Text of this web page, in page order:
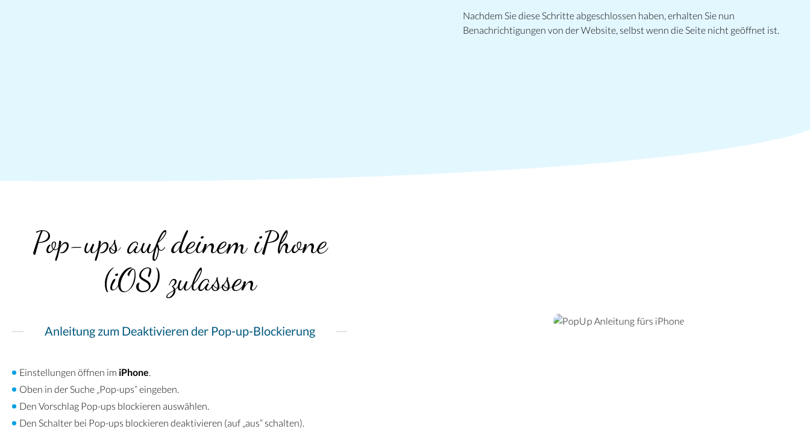
Nachdem Sie diese Schritte abgeschlossen haben, erhalten Sie nun
Benachrichtigungen von der Website, selbst wenn die Seite nicht geöffnet ist.
Pop-ups auf deinem iPhone
(iOS) zulassen
Anleitung zum Deaktivieren der Pop-up-Blockierung
Einstellungen öffnen im iPhone.
Oben in der Suche „Pop-ups“ eingeben.
Den Vorschlag Pop-ups blockieren auswählen.
Den Schalter bei Pop-ups blockieren deaktivieren (auf „aus“ schalten).